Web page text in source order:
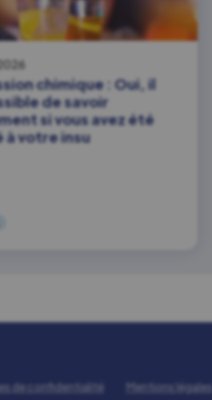
chimique : Oui, il
de savoir
si vous avez été
à votre insu
de confidentialité Mentions légales